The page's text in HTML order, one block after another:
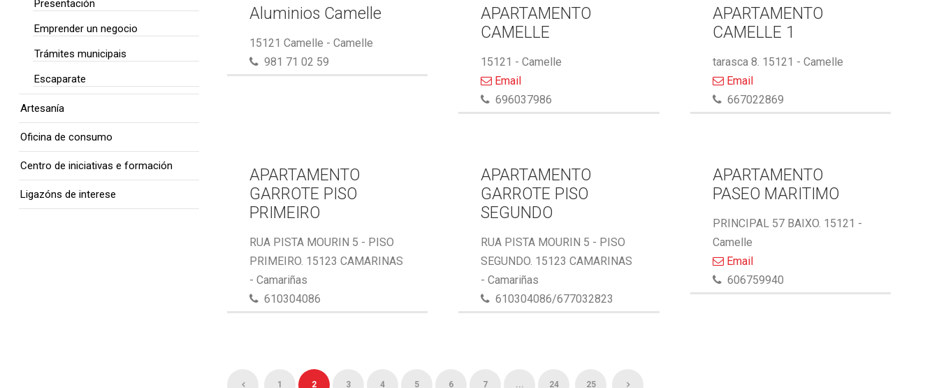
Aluminios Camelle
15121 Camelle - Camelle
981 71 02 59
APARTAMENTO
CAMELLE
15121 - Camelle
Email
696037986
APARTAMENTO
CAMELLE 1
tarasca 8. 15121 - Camelle
Email
667022869
APARTAMENTO
GARROTE PISO
PRIMEIRO
RUA PISTA MOURIN 5 - PISO
PRIMEIRO. 15123 CAMARINAS
- Camariñas
610304086
APARTAMENTO
GARROTE PISO
SEGUNDO
RUA PISTA MOURIN 5 - PISO
SEGUNDO. 15123 CAMARINAS
- Camariñas
610304086/677032823
APARTAMENTO
PASEO MARITIMO
PRINCIPAL 57 BAIXO. 15121 -
Camelle
Email
606759940
1 2 3 4 5 6 7 ... 24 25
Presentación
Emprender un negocio
Trámites municipais
Escaparate
Artesanía
Oficina de consumo
Centro de iniciativas e formación
Ligazóns de interese